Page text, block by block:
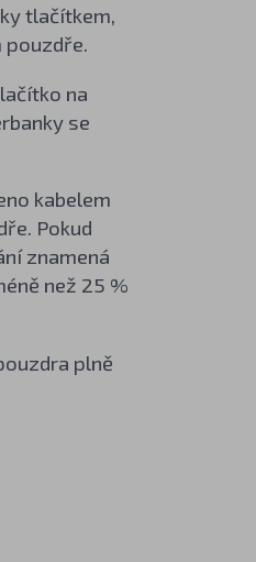
tlačítkem,
pouzdře.
na
se
kabelem
Pokud
znamená
než 25 %
plně